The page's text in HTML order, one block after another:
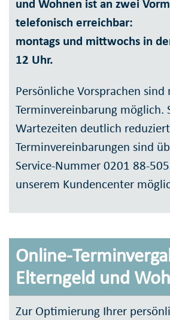
und Wohnen ist an zwei
telefonisch erreichbar:
montags und mittwochs in
12 Uhr.
Persönliche Vorsprachen
Terminvereinbarung möglich.
Wartezeiten deutlich
Terminvereinbarungen sind
Service-Nummer 0201 88-
unserem Kundencenter
Online-
Elterngeld und
Zur Optimierung Ihrer